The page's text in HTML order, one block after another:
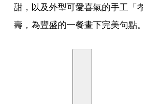
甜，以及外型可愛喜氣的手工「
壽，為豐盛的一餐畫下完美句點。